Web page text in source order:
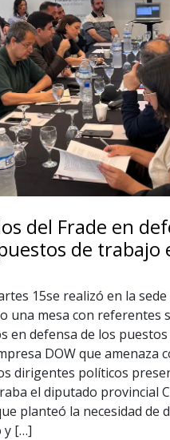
del Frade en
de trabajo
15se realizó en la sede
una mesa con referentes
en defensa de los
DOW que amenaza
dirigentes políticos
el diputado provincial
planteó la necesidad de
y […]